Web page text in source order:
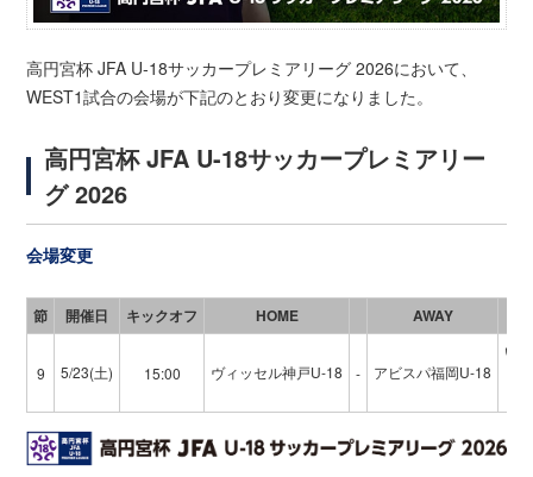
高円宮杯 JFA U-18サッカープレミアリーグ 2026において、
WEST1試合の会場が下記のとおり変更になりました。
高円宮杯 JFA U-18サッカープレミアリー
グ 2026
会場変更
節 開催日 キックオフ HOME AWAY
9 5/23(土) 15:00 ヴィッセル神戸U-18 - アビスパ福岡U-18
い